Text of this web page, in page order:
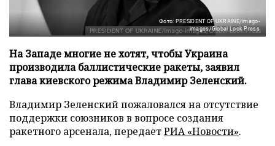
Фото: PRESIDENT OF UKRAINE/imago-
images/Global Look Press
На Западе многие не хотят, чтобы Украина
производила баллистические ракеты, заявил
глава киевского режима Владимир Зеленский.
Владимир Зеленский пожаловался на отсутствие
поддержки союзников в вопросе создания
ракетного арсенала, передаетРИА «Новости».